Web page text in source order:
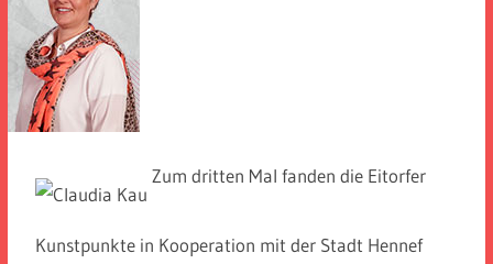
Zum dritten Mal fanden die Eitorfer
Kunstpunkte in Kooperation mit der Stadt Hennef